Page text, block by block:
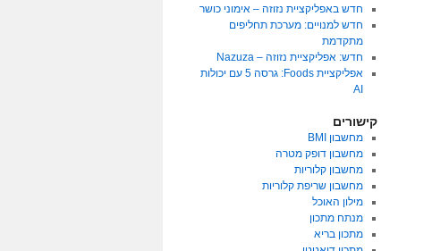
חדש באפליקציית נזוזה – אימוני כושר
חדש למנויים: מערכת תחליפים
מתקדמת
חדש: אפליקציית נזוזה – Nazuza
אפליקציית Foods: גרסה 5 עם יכולות
AI
קישורים
מחשבון BMI
מחשבון דופק מטרה
מחשבון קלוריות
מחשבון שריפת קלוריות
מילון האוכל
מנתח מתכון
מתכון בריא